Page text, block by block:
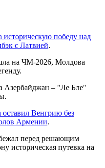
историческую победу над
с Латвией.
на ЧМ-2026, Молдова
Азербайджан – "Ле Бле"
Венгрию без
Армении.
перед решающим
историческая путевка на